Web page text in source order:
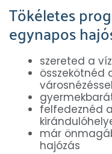
Tökéletes
egynapos
szereted a
összekötnéd
városnézéssel
felfedeznéd
már
hajózás